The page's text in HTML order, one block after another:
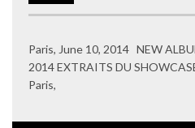
Paris, June 10, 2014 NEW
2014 EXTRAITS DU
Paris,